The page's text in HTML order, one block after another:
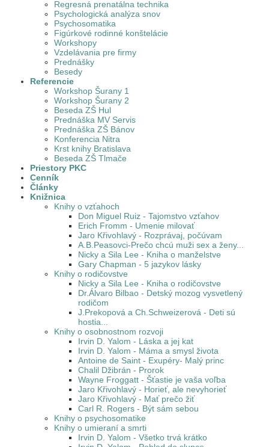
Regresná prenatálna technika
Psychologická analýza snov
Psychosomatika
Figúrkové rodinné konštelácie
Workshopy
Vzdelávania pre firmy
Prednášky
Besedy
Referencie
Workshop Šurany 1
Workshop Šurany 2
Beseda ZŠ Hul
Prednáška MV Servis
Prednáška ZŠ Bánov
Konferencia Nitra
Krst knihy Bratislava
Beseda ZŠ Tlmače
Priestory PKC
Cenník
Články
Knižnica
Knihy o vzťahoch
Don Miguel Ruiz - Tajomstvo vzťahov
Erich Fromm - Umenie milovať
Jaro Křivohlavý - Rozprávaj, počúvam
A.B.Peasovci-Prečo chcú muži sex a ženy...
Nicky a Sila Lee - Kniha o manželstve
Gary Chapman - 5 jazykov lásky
Knihy o rodičovstve
Nicky a Sila Lee - Kniha o rodičovstve
Dr.Álvaro Bilbao - Detský mozog vysvetlený
rodičom
J.Prekopová a Ch.Schweizerová - Deti sú
hostia...
Knihy o osobnostnom rozvoji
Irvin D. Yalom - Láska a jej kat
Irvin D. Yalom - Máma a smysl života
Antoine de Saint - Exupéry- Malý princ
Chalil Džibrán - Prorok
Wayne Froggatt - Šťastie je vaša voľba
Jaro Křivohlavý - Horieť, ale nevyhorieť
Jaro Křivohlavý - Mať prečo žiť
Carl R. Rogers - Být sám sebou
Knihy o psychosomatike
Knihy o umieraní a smrti
Irvin D. Yalom - Všetko trvá krátko